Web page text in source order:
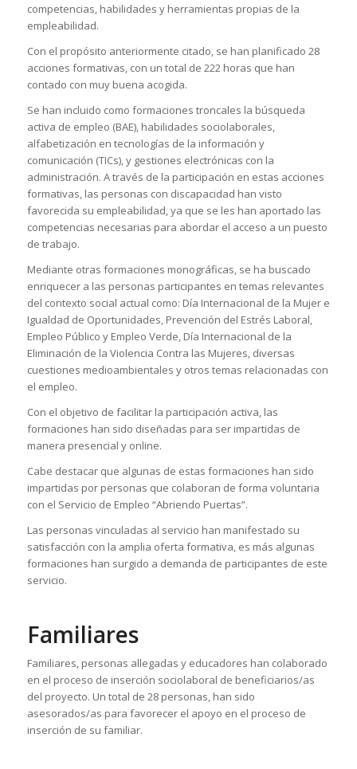
competencias, habilidades y herramientas propias de la
empleabilidad.
Con el propósito anteriormente citado, se han planificado 28
acciones formativas, con un total de 222 horas que han
contado con muy buena acogida.
Se han incluido como formaciones troncales la búsqueda
activa de empleo (BAE), habilidades sociolaborales,
alfabetización en tecnologías de la información y
comunicación (TICs), y gestiones electrónicas con la
administración. A través de la participación en estas acciones
formativas, las personas con discapacidad han visto
favorecida su empleabilidad, ya que se les han aportado las
competencias necesarias para abordar el acceso a un puesto
de trabajo.
Mediante otras formaciones monográficas, se ha buscado
enriquecer a las personas participantes en temas relevantes
del contexto social actual como: Día Internacional de la Mujer e
Igualdad de Oportunidades, Prevención del Estrés Laboral,
Empleo Público y Empleo Verde, Día Internacional de la
Eliminación de la Violencia Contra las Mujeres, diversas
cuestiones medioambientales y otros temas relacionadas con
el empleo.
Con el objetivo de facilitar la participación activa, las
formaciones han sido diseñadas para ser impartidas de
manera presencial y online.
Cabe destacar que algunas de estas formaciones han sido
impartidas por personas que colaboran de forma voluntaria
con el Servicio de Empleo “Abriendo Puertas”.
Las personas vinculadas al servicio han manifestado su
satisfacción con la amplia oferta formativa, es más algunas
formaciones han surgido a demanda de participantes de este
servicio.
Familiares
Familiares, personas allegadas y educadores han colaborado
en el proceso de inserción sociolaboral de beneficiarios/as
del proyecto. Un total de 28 personas, han sido
asesorados/as para favorecer el apoyo en el proceso de
inserción de su familiar.